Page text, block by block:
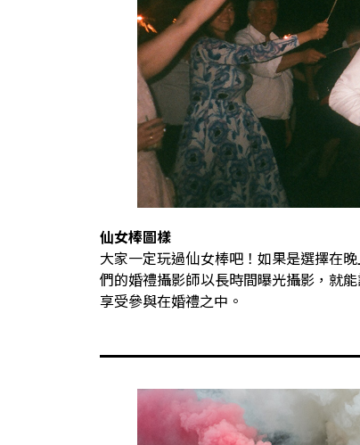
仙女棒圖樣
大家一定玩過仙女棒吧！如果是選擇在
們的婚禮攝影師以長時間曝光攝影，就
享受參與在婚禮之中。